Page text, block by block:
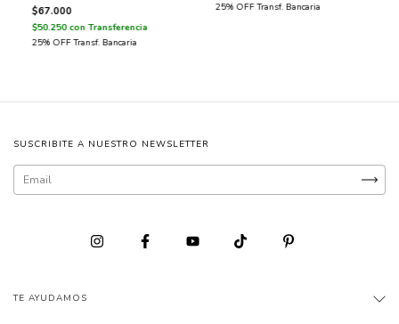
$67.000
$50.250 con Transferencia
SUSCRIBITE A NUESTRO NEWSLETTER
TE AYUDAMOS